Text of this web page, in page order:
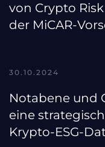
von Crypto
der MiCAR-
30.10.2024
Notabene und
eine
Krypto-ESG-